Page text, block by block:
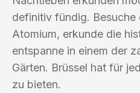
definitiv fündig. Besuche
Atomium, erkunde die
entspanne in einem der
Gärten. Brüssel hat für
zu bieten.